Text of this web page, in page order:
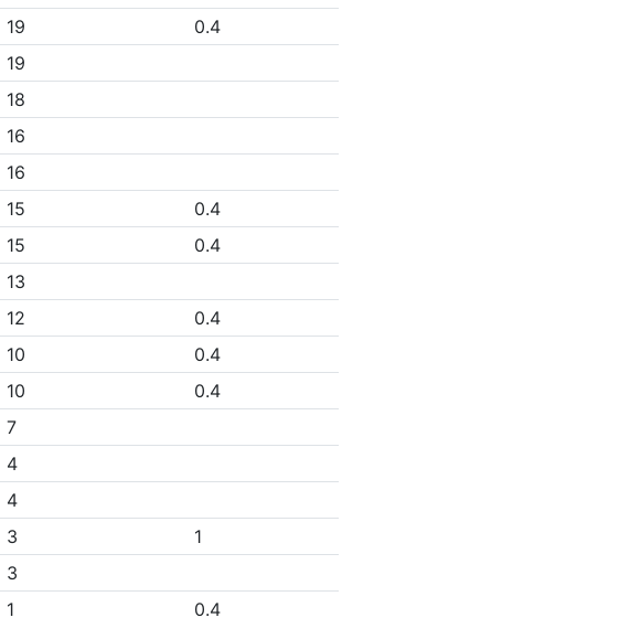
19
0.4
19
18
16
16
15
0.4
15
0.4
13
12
0.4
10
0.4
10
0.4
7
4
4
3
1
3
1 0.4